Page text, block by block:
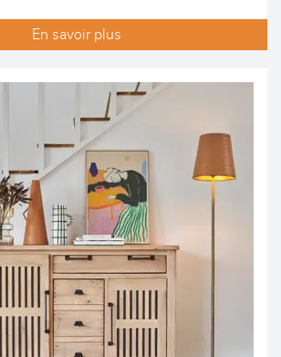
En savoir plus